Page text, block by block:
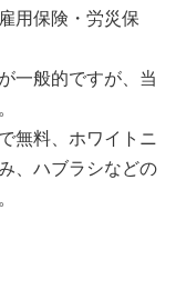
用保険・労災保
一般的ですが、当
無料、ホワイトニ
、ハブラシなどの